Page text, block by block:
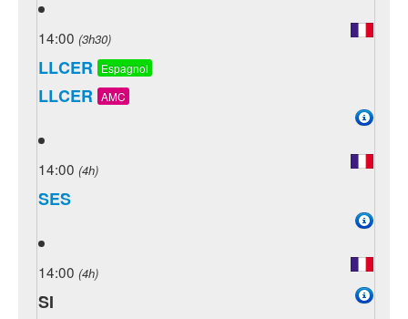
14:00 (3h30)
LLCER Espagnol
LLCER AMC
14:00 (4h)
SES
14:00 (4h)
SI